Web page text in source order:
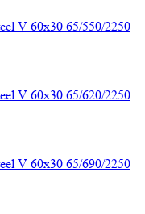
V 60х30 65/550/2250
V 60х30 65/620/2250
V 60х30 65/690/2250